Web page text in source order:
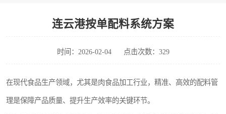
连云港按单配料系统方案
时间：2026-02-04 点击次数：329
在现代食品生产领域，尤其是肉食品加工行业，精准、高效的配料管
理是保障产品质量、提升生产效率的关键环节。
移动源环保门禁电子台账系统